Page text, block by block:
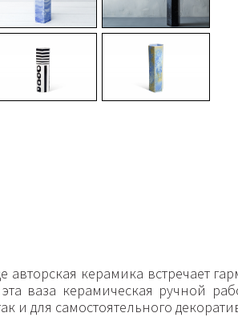
авторская керамика встречает
ваза керамическая ручной
и для самостоятельного